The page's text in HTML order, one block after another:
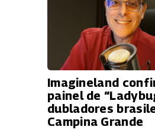
Imagineland
painel de
dubladores
Campina Grande